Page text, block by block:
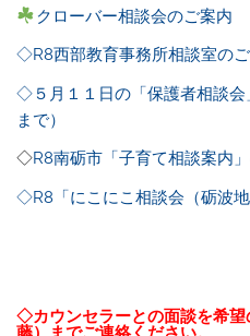
クローバー相談会のご案内
◇R8西部教育事務所相談室の
◇５月１１日の「保護者相談会
まで）
◇R8南砺市「子育て相談案内
◇R8「にこにこ相談会（砺波
◇カウンセラーとの面談を希